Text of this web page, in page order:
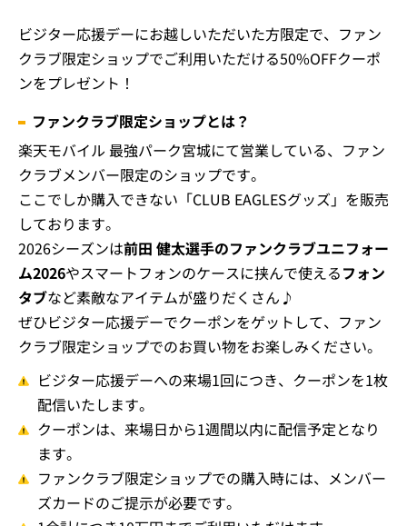
ビジター応援デーにお越しいただいた方限定で、ファン
クラブ限定ショップでご利用いただける50%OFFクーポ
ンをプレゼント！
ファンクラブ限定ショップとは？
楽天モバイル 最強パーク宮城にて営業している、ファン
クラブメンバー限定のショップです。
ここでしか購入できない「CLUB EAGLESグッズ」を販売
しております。
2026シーズンは前田 健太選手のファンクラブユニフォー
ム2026やスマートフォンのケースに挟んで使えるフォン
タブなど素敵なアイテムが盛りだくさん♪
ぜひビジター応援デーでクーポンをゲットして、ファン
クラブ限定ショップでのお買い物をお楽しみください。
ビジター応援デーへの来場1回につき、クーポンを1枚
配信いたします。
クーポンは、来場日から1週間以内に配信予定となり
ます。
ファンクラブ限定ショップでの購入時には、メンバー
ズカードのご提示が必要です。